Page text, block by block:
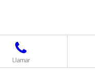
Llamar